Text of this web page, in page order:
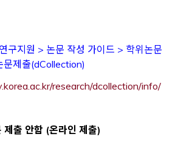
구지원 > 논문 작성 가이드 > 학위논문
문제출(dCollection)
research/dcollection/info/
출 안함 (온라인 제출)